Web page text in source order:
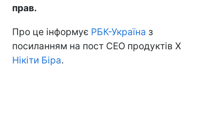
прав.
Про це інформує РБК-Україна з
посиланням на пост CEO продуктів X
Нікіти Біра.